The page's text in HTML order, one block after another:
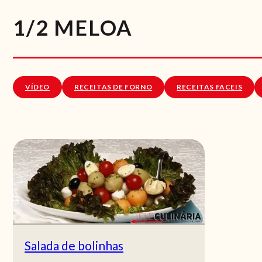
1/2 MELOA
VÍDEO RECEITAS DE FORNO RECEITAS FACEIS
Salada de bolinhas